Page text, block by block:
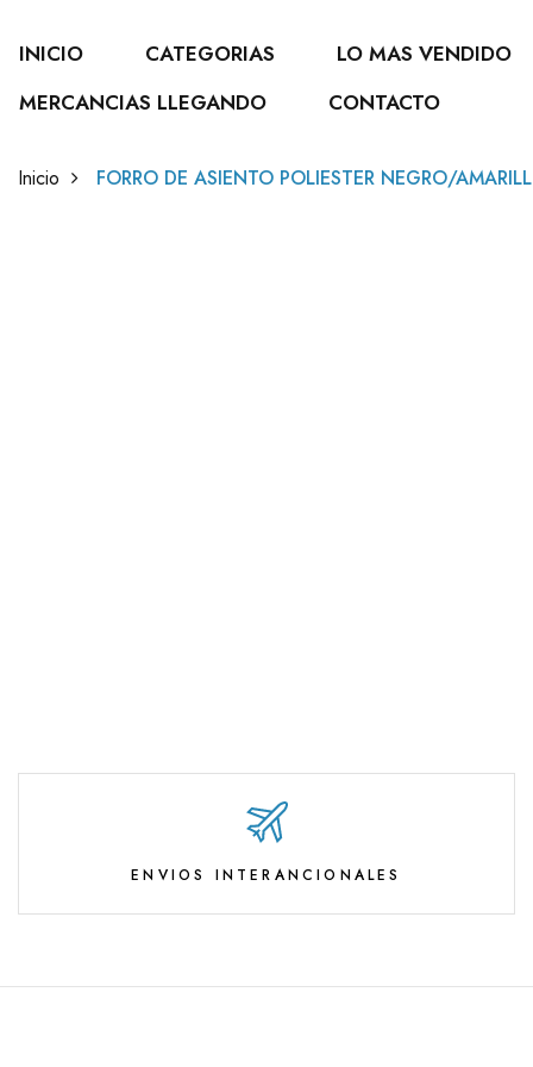
INICIO CATEGORIAS
LO MAS VENDIDO
MERCANCIAS LLEGANDO
CONTACTO
Inicio FORRO DE ASIENTO POLIESTER NEGRO/
ENVIOS INTERANCIONALES